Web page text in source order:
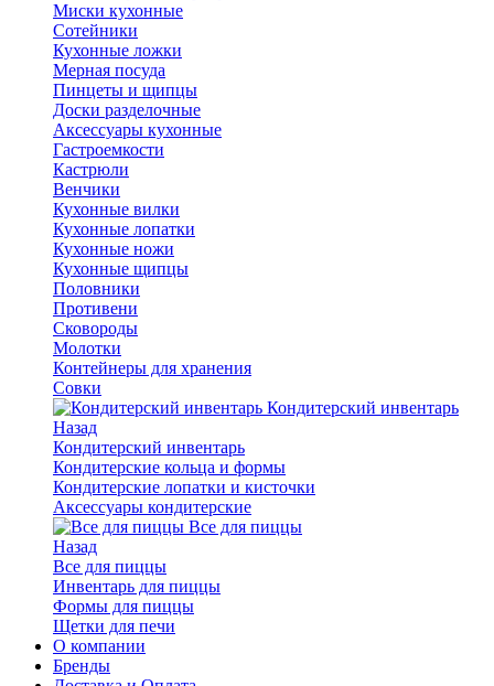
Миски кухонные
Сотейники
Кухонные ложки
Мерная посуда
Пинцеты и щипцы
Доски разделочные
Аксессуары кухонные
Гастроемкости
Кастрюли
Венчики
Кухонные вилки
Кухонные лопатки
Кухонные ножи
Кухонные щипцы
Половники
Противени
Сковороды
Молотки
Контейнеры для хранения
Совки
Кондитерский инвентарь
Назад
Кондитерский инвентарь
Кондитерские кольца и формы
Кондитерские лопатки и кисточки
Аксессуары кондитерские
Все для пиццы
Назад
Все для пиццы
Инвентарь для пиццы
Формы для пиццы
Щетки для печи
О компании
Бренды